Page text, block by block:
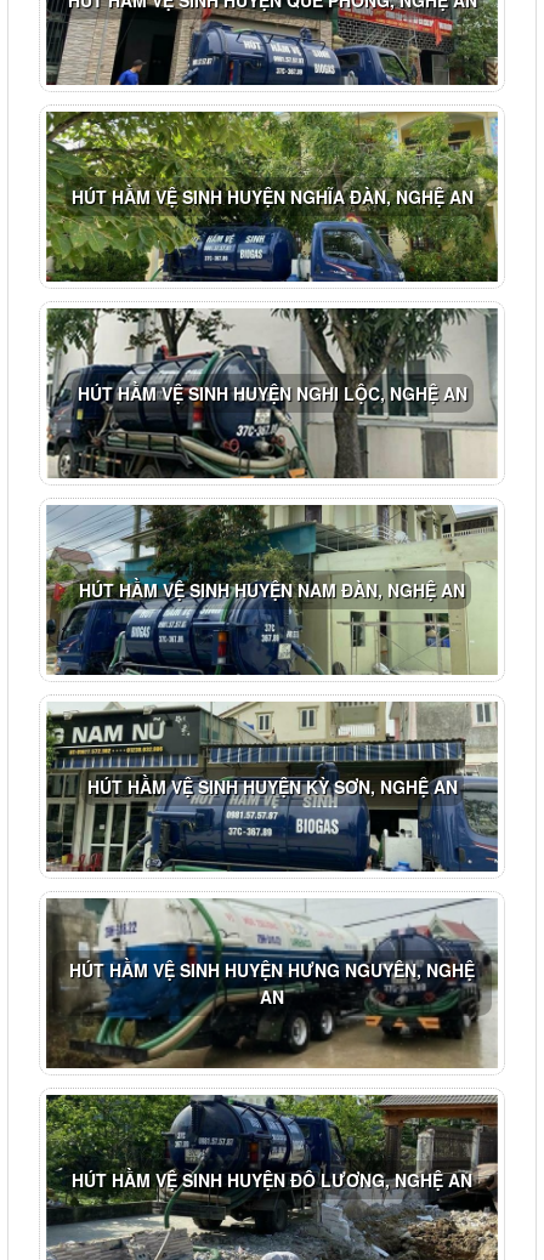
HÚT HẦM VỆ SINH HUYỆN NGHĨA ĐÀN, NGHỆ AN
HÚT HẦM VỆ SINH HUYỆN NGHI LỘC, NGHỆ AN
HÚT HẦM VỆ SINH HUYỆN NAM ĐÀN, NGHỆ AN
HÚT HẦM VỆ SINH HUYỆN KỲ SƠN, NGHỆ AN
HÚT HẦM VỆ SINH HUYỆN HƯNG NGUYÊN, NGHỆ
AN
HÚT HẦM VỆ SINH HUYỆN ĐÔ LƯƠNG, NGHỆ AN